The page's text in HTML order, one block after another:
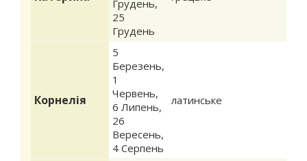
Грудень,
25
Грудень
Корнелія
5
Березень,
1
Червень,
6 Липень,
26
Вересень,
4 Серпень
латинське